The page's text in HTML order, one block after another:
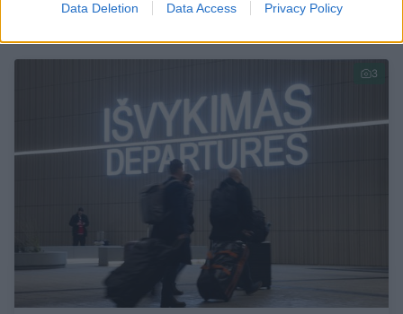
Data Deletion Data Access Privacy Policy
3